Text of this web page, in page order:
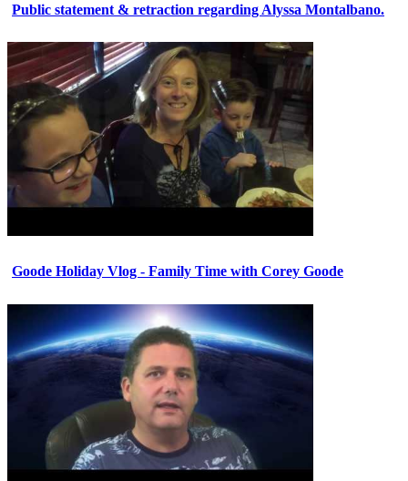
Public statement & retraction regarding Alyssa Montalbano.
Goode Holiday Vlog - Family Time with Corey Goode